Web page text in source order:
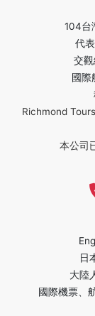
104台
代
交
國際
Richmond
本公司
日
大陸
國際機票、